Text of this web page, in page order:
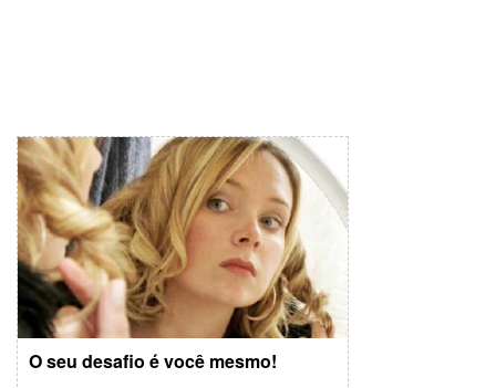
O seu desafio é você mesmo!